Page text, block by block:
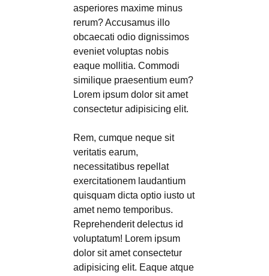
asperiores maxime minus
rerum? Accusamus illo
obcaecati odio dignissimos
eveniet voluptas nobis
eaque mollitia. Commodi
similique praesentium eum?
Lorem ipsum dolor sit amet
consectetur adipisicing elit.
Rem, cumque neque sit
veritatis earum,
necessitatibus repellat
exercitationem laudantium
quisquam dicta optio iusto ut
amet nemo temporibus.
Reprehenderit delectus id
voluptatum! Lorem ipsum
dolor sit amet consectetur
adipisicing elit. Eaque atque